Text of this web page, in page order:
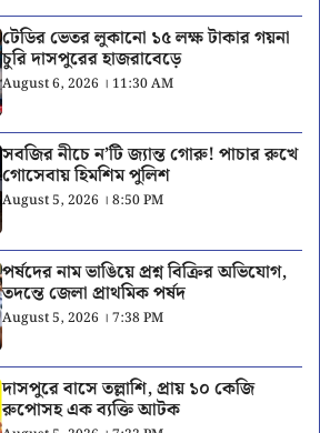
টেডির ভেতর লুকানো ১৫ লক্ষ টাকার গয়না
চুরি দাসপুরের হাজরাবেড়ে
August 6, 2026 । 11:30 AM
সবজির নীচে ন’টি জ্যান্ত গোরু! পাচার রুখে
গোসেবায় হিমশিম পুলিশ
August 5, 2026 । 8:50 PM
পর্ষদের নাম ভাঙিয়ে প্রশ্ন বিক্রির অভিযোগ,
তদন্তে জেলা প্রাথমিক পর্ষদ
August 5, 2026 । 7:38 PM
দাসপুরে বাসে তল্লাশি, প্রায় ১০ কেজি
রুপোসহ এক ব্যক্তি আটক